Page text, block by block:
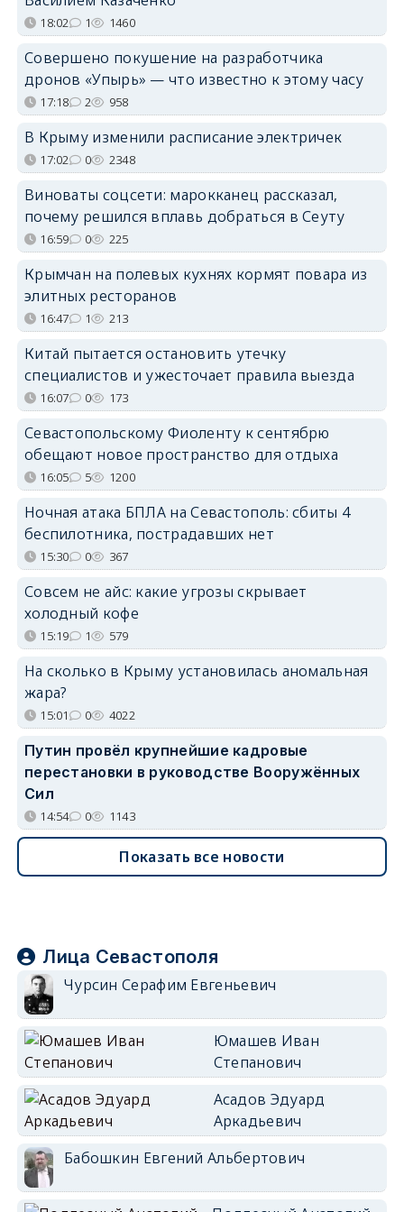
18:02 1 1460
Совершено покушение на разработчика
дронов «Упырь» — что известно к этому часу
17:18 2 958
В Крыму изменили расписание электричек
17:02 0 2348
Виноваты соцсети: марокканец рассказал,
почему решился вплавь добраться в Сеуту
16:59 0 225
Крымчан на полевых кухнях кормят повара из
элитных ресторанов
16:47 1 213
Китай пытается остановить утечку
специалистов и ужесточает правила выезда
16:07 0 173
Севастопольскому Фиоленту к сентябрю
обещают новое пространство для отдыха
16:05 5 1200
Ночная атака БПЛА на Севастополь: сбиты 4
беспилотника, пострадавших нет
15:30 0 367
Совсем не айс: какие угрозы скрывает
холодный кофе
15:19 1 579
На сколько в Крыму установилась аномальная
жара?
15:01 0 4022
Путин провёл крупнейшие кадровые
перестановки в руководстве Вооружённых
Сил
14:54 0 1143
Показать все новости
Лица Севастополя
Чурсин Серафим Евгеньевич
Юмашев Иван
Степанович
Асадов Эдуард
Аркадьевич
Бабошкин Евгений Альбертович